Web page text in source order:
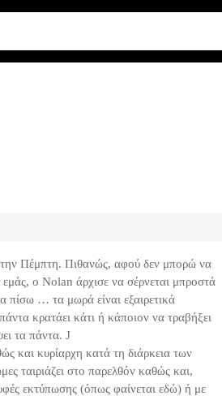
την Πέμπτη. Πιθανώς, αφού δεν μπορώ να
ο Nolan άρχισε να σέρνεται μπροστά
πίσω … τα μωρά είναι εξαιρετικά
κρατάει κάτι ή κάποιον να τραβήξει
τα πάντα. J
και κυρίαρχη κατά τη διάρκεια των
ταιριάζει στο παρελθόν καθώς και,
εκτύπωσης (όπως φαίνεται εδώ) ή με